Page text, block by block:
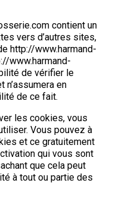
contient un
vers d’autres sites,
http://www.harmand-
www.harmand-
de vérifier le
en
de ce fait.
les cookies, vous
Vous pouvez à
et ce gratuitement
qui vous sont
que cela peut
à tout ou partie des